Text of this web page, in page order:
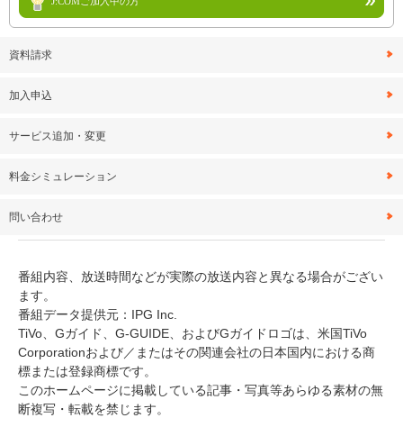
資料請求
加入申込
サービス追加・変更
料金シミュレーション
問い合わせ
番組内容、放送時間などが実際の放送内容と異なる場合がござい
ます。
番組データ提供元：IPG Inc.
TiVo、Gガイド、G-GUIDE、およびGガイドロゴは、米国TiVo
Corporationおよび／またはその関連会社の日本国内における商
標または登録商標です。
このホームページに掲載している記事・写真等あらゆる素材の無
断複写・転載を禁じます。